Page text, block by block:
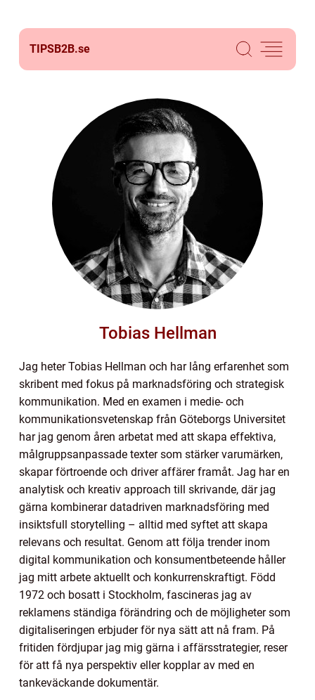
TIPSB2B.se
Tobias Hellman
Jag heter Tobias Hellman och har lång erfarenhet som
skribent med fokus på marknadsföring och strategisk
kommunikation. Med en examen i medie- och
kommunikationsvetenskap från Göteborgs Universitet
har jag genom åren arbetat med att skapa effektiva,
målgruppsanpassade texter som stärker varumärken,
skapar förtroende och driver affärer framåt. Jag har en
analytisk och kreativ approach till skrivande, där jag
gärna kombinerar datadriven marknadsföring med
insiktsfull storytelling – alltid med syftet att skapa
relevans och resultat. Genom att följa trender inom
digital kommunikation och konsumentbeteende håller
jag mitt arbete aktuellt och konkurrenskraftigt. Född
1972 och bosatt i Stockholm, fascineras jag av
reklamens ständiga förändring och de möjligheter som
digitaliseringen erbjuder för nya sätt att nå fram. På
fritiden fördjupar jag mig gärna i affärsstrategier, reser
för att få nya perspektiv eller kopplar av med en
tankeväckande dokumentär.